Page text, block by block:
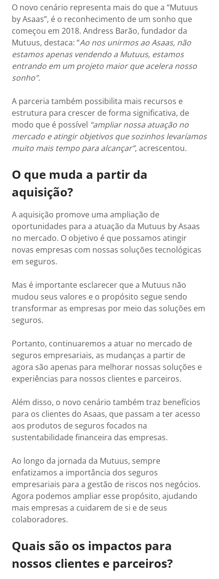
O novo cenário representa mais do que a “Mutuus
by Asaas”, é o reconhecimento de um sonho que
começou em 2018. Andress Barão, fundador da
Mutuus, destaca: “Ao nos unirmos ao Asaas, não
estamos apenas vendendo a Mutuus, estamos
entrando em um projeto maior que acelera nosso
sonho”.
A parceria também possibilita mais recursos e
estrutura para crescer de forma significativa, de
modo que é possível “ampliar nossa atuação no
mercado e atingir objetivos que sozinhos levaríamos
muito mais tempo para alcançar”, acrescentou.
O que muda a partir da
aquisição?
A aquisição promove uma ampliação de
oportunidades para a atuação da Mutuus by Asaas
no mercado. O objetivo é que possamos atingir
novas empresas com nossas soluções tecnológicas
em seguros.
Mas é importante esclarecer que a Mutuus não
mudou seus valores e o propósito segue sendo
transformar as empresas por meio das soluções em
seguros.
Portanto, continuaremos a atuar no mercado de
seguros empresariais, as mudanças a partir de
agora são apenas para melhorar nossas soluções e
experiências para nossos clientes e parceiros.
Além disso, o novo cenário também traz benefícios
para os clientes do Asaas, que passam a ter acesso
aos produtos de seguros focados na
sustentabilidade financeira das empresas.
Ao longo da jornada da Mutuus, sempre
enfatizamos a importância dos seguros
empresariais para a gestão de riscos nos negócios.
Agora podemos ampliar esse propósito, ajudando
mais empresas a cuidarem de si e de seus
colaboradores.
Quais são os impactos para
nossos clientes e parceiros?